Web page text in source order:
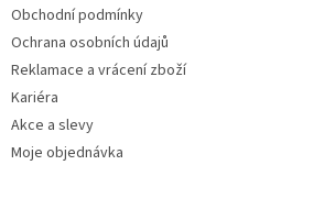
Obchodní podmínky
Ochrana osobních údajů
Reklamace a vrácení zboží
Kariéra
Akce a slevy
Moje objednávka